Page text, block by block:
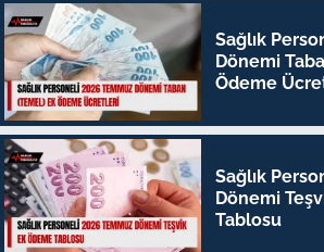
Sağlık
Dönemi
Ödeme
Sağlık
Dönemi
Tablosu